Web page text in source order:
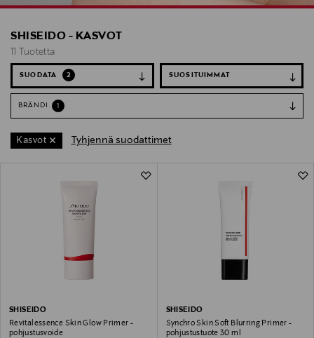
SHISEIDO - KASVOT
11 Tuotetta
SUODATA 2
BRÄNDI 1
Kasvot Tyhjennä suodattimet
SHISEIDO
Revitalessence Skin Glow Primer -
pohjustusvoide
SHISEIDO
Synchro Skin Soft Blurring Primer -
pohjustustuote 30 ml